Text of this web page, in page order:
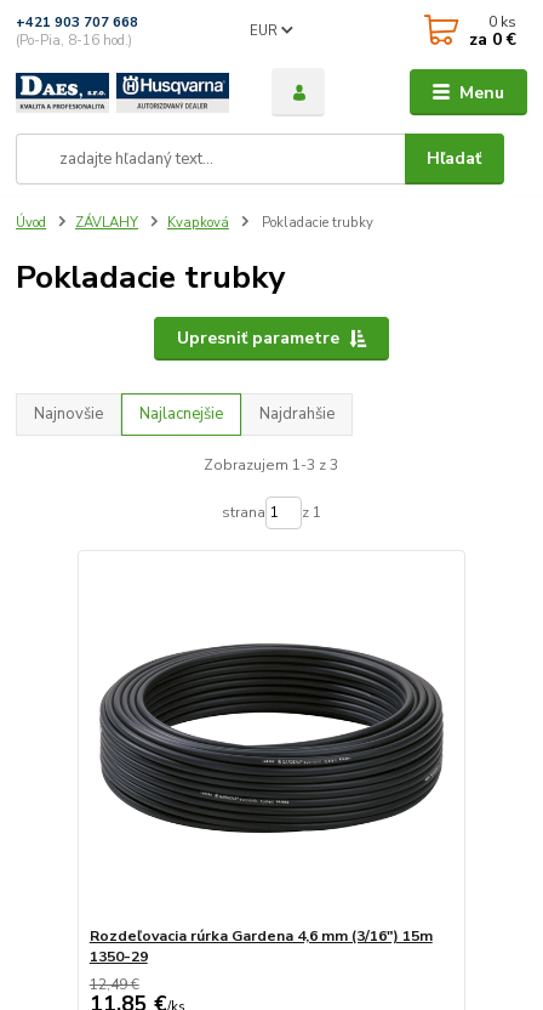
Menu
EUR
Hľadať
+421 903 707 668
(Po-Pia, 8-16 hod.)
0 ks
za 0 €
Úvod ZÁVLAHY Kvapková Pokladacie trubky
Pokladacie trubky
Upresniť parametre
Najnovšie Najlacnejšie Najdrahšie
Zobrazujem 1-3 z 3
strana z 1
Rozdeľovacia rúrka Gardena 4,6 mm (3/16") 15m
1350-29
12,49 €
11,85 €